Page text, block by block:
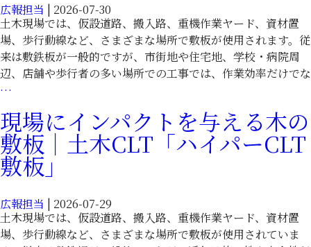
広報担当 | 2026-07-30
土木現場では、仮設道路、搬入路、重機作業ヤード、資材置
場、歩行動線など、さまざまな場所で敷板が使用されます。従
来は敷鉄板が一般的ですが、市街地や住宅地、学校・病院周
辺、店舗や歩行者の多い場所での工事では、作業効率だけでな
…
対
策
に
活
で
き
る
現場にインパクトを与える木の
敷板｜土木CLT「ハイパーCLT
敷板」
広報担当 | 2026-07-29
土木現場では、仮設道路、搬入路、重機作業ヤード、資材置
場、歩行動線など、さまざまな場所で敷板が使用されていま